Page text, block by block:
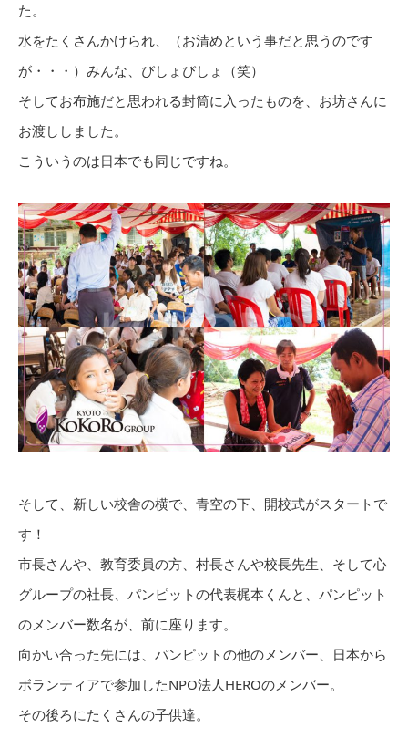
た。
水をたくさんかけられ、（お清めという事だと思うのです
が・・・）みんな、びしょびしょ（笑）
そしてお布施だと思われる封筒に入ったものを、お坊さんに
お渡ししました。
こういうのは日本でも同じですね。
そして、新しい校舎の横で、青空の下、開校式がスタートで
す！
市長さんや、教育委員の方、村長さんや校長先生、そして心
グループの社長、パンピットの代表梶本くんと、パンピット
のメンバー数名が、前に座ります。
向かい合った先には、パンピットの他のメンバー、日本から
ボランティアで参加したNPO法人HEROのメンバー。
その後ろにたくさんの子供達。